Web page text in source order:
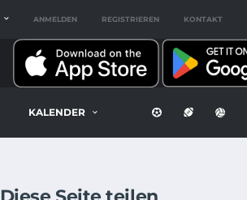
ANMELDEN REGISTRIEREN KONTAKT
KALENDER